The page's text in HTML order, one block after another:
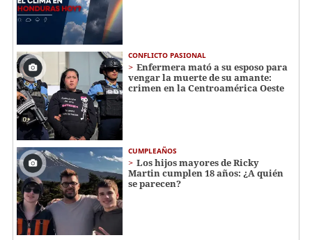
CONFLICTO PASIONAL
Enfermera mató a su esposo para
vengar la muerte de su amante:
crimen en la Centroamérica Oeste
CUMPLEAÑOS
Los hijos mayores de Ricky
Martin cumplen 18 años: ¿A quién
se parecen?